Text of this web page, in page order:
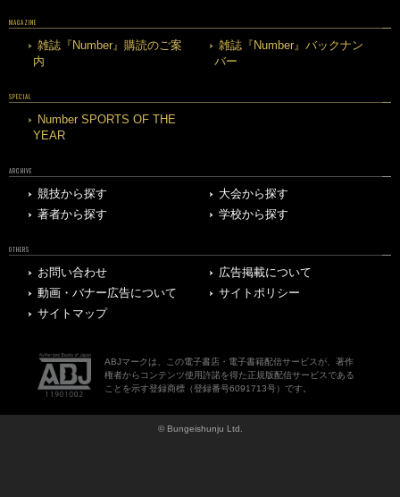
MAGAZINE
雑誌『Number』購読のご案
内
雑誌『Number』バックナン
バー
SPECIAL
Number SPORTS OF THE
YEAR
ARCHIVE
競技から探す
大会から探す
著者から探す
学校から探す
OTHERS
お問い合わせ
広告掲載について
動画・バナー広告について
サイトポリシー
サイトマップ
ABJマークは、この電子書店・電子書籍配信サービスが、著作
権者からコンテンツ使用許諾を得た正規版配信サービスである
ことを示す登録商標（登録番号6091713号）です。
© Bungeishunju Ltd.